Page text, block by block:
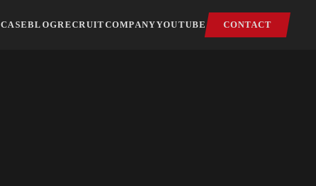
CASEBLOGRECRUITCOMPANYYOUTUBE CONTACT